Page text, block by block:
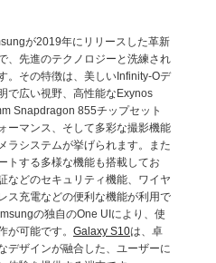
が2019年にリリースした革新
、先進のテクノロジーと洗練され
。その特徴は、美しいInfinity-Oデ
で広い視野、高性能なExynos
Snapdragon 855チップセット
ーマンス、そして多彩な撮影機能
ラシステムが挙げられます。また
トする多様な機能も搭載してお
などのセキュリティ機能、ワイヤ
ス充電などの便利な機能が利用で
の独自のOne UIにより、使
が可能です。 Galaxy S10は、卓
デザインが融合した、ユーザーに